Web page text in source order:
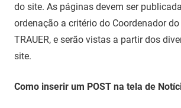
do site. As páginas devem ser
ordenação a critério do Coordenador do
TRAUER, e serão vistas a partir dos
site.
Como inserir um POST na tela de